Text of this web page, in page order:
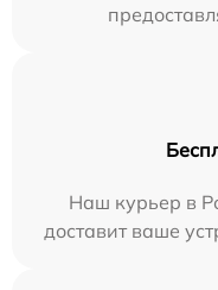
Наш курьер в
доставит ваше